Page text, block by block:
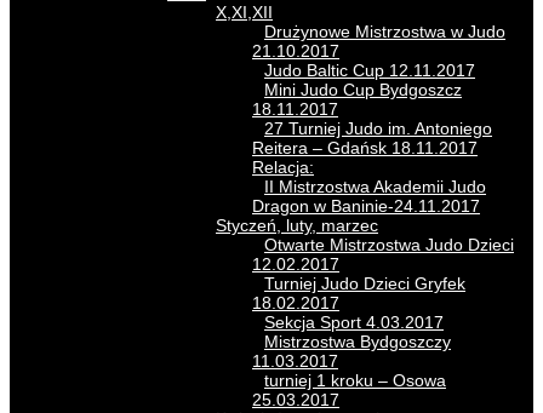
X,XI,XII
Drużynowe Mistrzostwa w Judo
21.10.2017
Judo Baltic Cup 12.11.2017
Mini Judo Cup Bydgoszcz
18.11.2017
27 Turniej Judo im. Antoniego
Reitera – Gdańsk 18.11.2017
Relacja:
II Mistrzostwa Akademii Judo
Dragon w Baninie-24.11.2017
Styczeń, luty, marzec
Otwarte Mistrzostwa Judo Dzieci
12.02.2017
Turniej Judo Dzieci Gryfek
18.02.2017
Sekcja Sport 4.03.2017
Mistrzostwa Bydgoszczy
11.03.2017
turniej 1 kroku – Osowa
25.03.2017